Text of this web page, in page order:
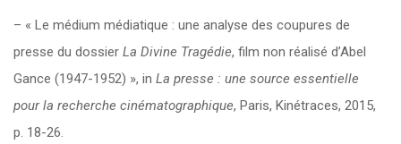
– « Le médium médiatique : une analyse des coupures de
presse du dossier La Divine Tragédie, film non réalisé d’Abel
Gance (1947-1952) », in La presse : une source essentielle
pour la recherche cinématographique, Paris, Kinétraces, 2015,
p. 18-26.